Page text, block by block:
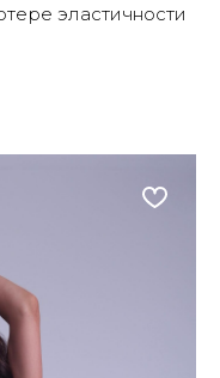
эластичности